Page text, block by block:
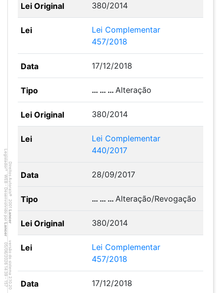
380/2014
Lei Complementar
457/2018
17/12/2018
… … …Alteração
380/2014
Lei Complementar
440/2017
28/09/2017
… … …Alteração/Revogação
380/2014
Lei Complementar
457/2018
17/12/2018
Direitos Autorais
©
2001
Lancer
Legislador
®
WEB - Desenvolvido por
Lancer
versão do sistema 2.10.20
1
5
7
-
4
:3
9
0
5
/
0
6
/
2
0
2
6